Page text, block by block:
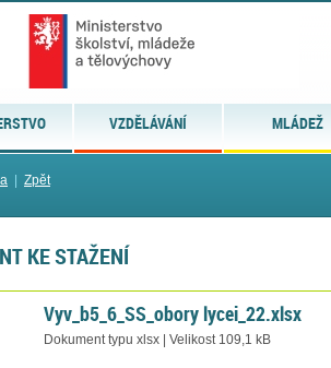
VZDĚLÁVÁNÍ MLÁDEŽ
Zpět
KE STAŽENÍ
Vyv_b5_6_SS_obory lycei_22.xlsx
Dokument typu xlsx | Velikost 109,1 kB